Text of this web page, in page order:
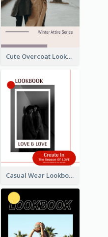
Cute Overcoat Lookbook
Casual Wear Lookbook